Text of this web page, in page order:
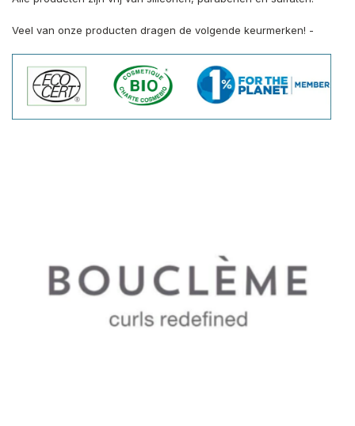
Veel van onze producten dragen de volgende keurmerken! -